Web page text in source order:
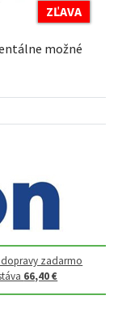
ZĽAVA
možné
zadarmo
66,40 €